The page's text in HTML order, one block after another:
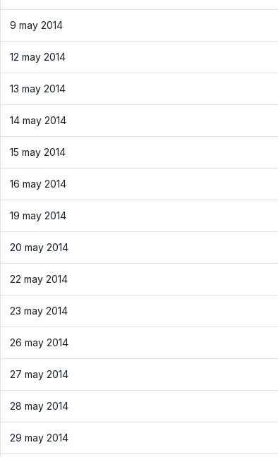
9 may 2014
12 may 2014
13 may 2014
14 may 2014
15 may 2014
16 may 2014
19 may 2014
20 may 2014
22 may 2014
23 may 2014
26 may 2014
27 may 2014
28 may 2014
29 may 2014